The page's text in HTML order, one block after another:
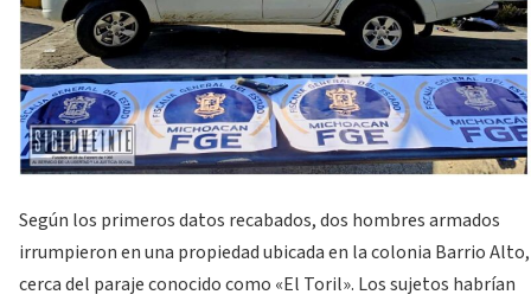
Según los primeros datos recabados, dos hombres armados
irrumpieron en una propiedad ubicada en la colonia Barrio Alto,
cerca del paraje conocido como «El Toril». Los sujetos habrían